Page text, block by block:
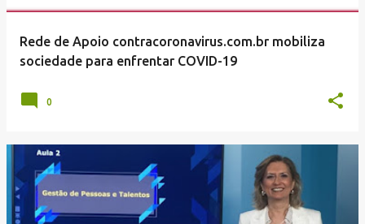
Rede de Apoio contracoronavirus.com.br mobiliza
sociedade para enfrentar COVID-19
0